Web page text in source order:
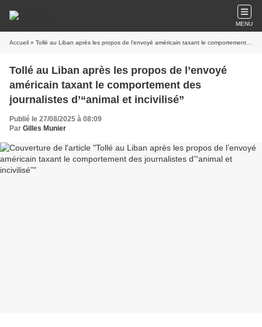
MENU
Accueil » Tollé au Liban après les propos de l’envoyé américain taxant le comportement des journalistes d’“animal et incivilisé”
Tollé au Liban après les propos de l’envoyé
américain taxant le comportement des
journalistes d’“animal et incivilisé”
Publié le 27/08/2025 à 08:09
Par Gilles Munier